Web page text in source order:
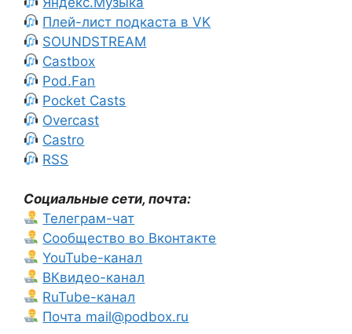
Плей-лист подкаста в VK
SOUNDSTREAM
Castbox
Pod.Fan
Pocket Casts
Overcast
Castro
RSS
Социальные сети, почта:
Телеграм-чат
Сообщество во Вконтакте
YouTube-канал
ВКвидео-канал
RuTube-канал
Почта mail@podbox.ru